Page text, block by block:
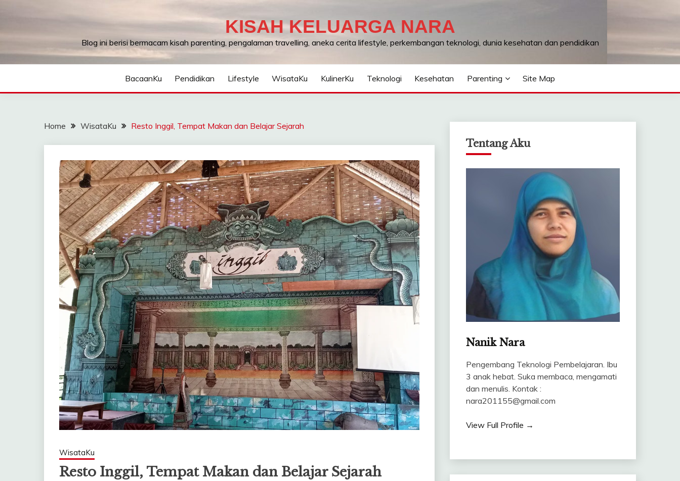
KISAH KELUARGA NARA
Blog ini berisi bermacam kisah parenting, pengalaman travelling, aneka cerita lifestyle, perkembangan teknologi, dunia kesehatan dan pendidikan
BacaanKu Pendidikan Lifestyle WisataKu KulinerKu Teknologi Kesehatan Parenting Site Map
Home WisataKu Resto Inggil, Tempat Makan dan Belajar Sejarah
WisataKu
Resto Inggil, Tempat Makan dan Belajar Sejarah
Tentang Aku
Nanik Nara
Pengembang Teknologi Pembelajaran. Ibu
3 anak hebat. Suka membaca, mengamati
dan menulis. Kontak :
nara201155@gmail.com
View Full Profile →